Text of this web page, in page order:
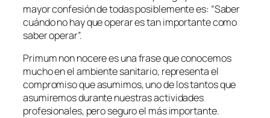
mayor confesión de todas posiblemente es: “Saber
cuándo no hay que operar es tan importante como
saber operar”.
Primum non nocerees una frase que conocemos
mucho en el ambiente sanitario, representa el
compromiso que asumimos, uno de los tantos que
asumiremos durante nuestras actividades
profesionales, pero seguro el más importante.